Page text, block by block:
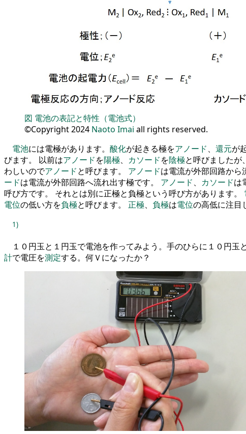
図 電池の表記と特性（電池式）
©Copyright 2024 Naoto Imai all rights reserved.
電池には電極があります。 酸化が起きる極をアノード、 還元が
びます。 以前はアノードを陽極、 カソードを陰極と呼びましたが、
わしいのでアノードと呼びます。 アノードは電流が外部回路から
ードは電流が外部回路へ流れ出す極です。 アノード、 カソードは
呼び方です。 それとは別に正極と負極という呼び方があります。
電位の低い方を負極と呼びます。 正極、 負極は電位の高低に注目
1)
１０円玉と １ 円玉で電池を作ってみよう 。 手のひらに １０円玉と
計で電圧を測定する。 何Ｖになったか？